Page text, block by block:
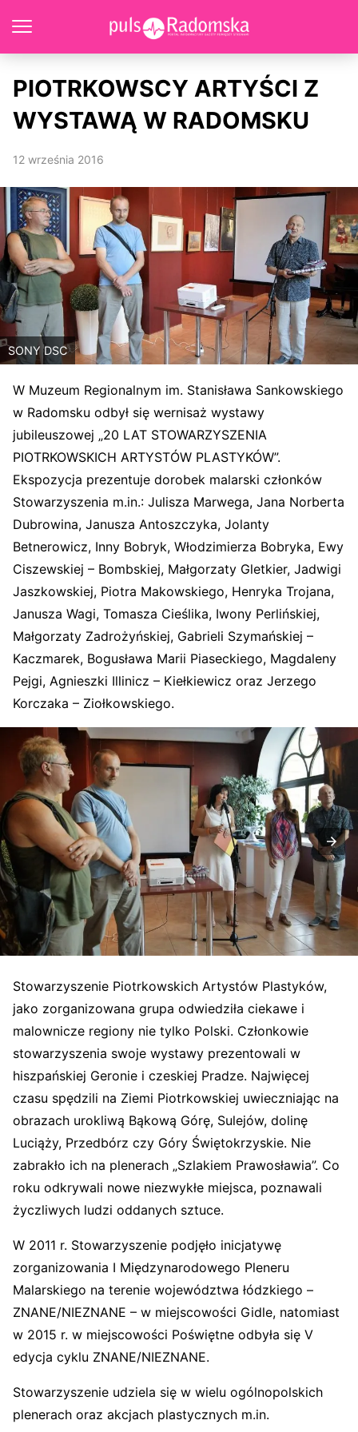
PIOTRKOWSCY ARTYŚCI Z
WYSTAWĄ W RADOMSKU
12 września 2016
SONY DSC
W Muzeum Regionalnym im. Stanisława Sankowskiego
w Radomsku odbył się wernisaż wystawy
jubileuszowej „20 LAT STOWARZYSZENIA
PIOTRKOWSKICH ARTYSTÓW PLASTYKÓW”.
Ekspozycja prezentuje dorobek malarski członków
Stowarzyszenia m.in.: Julisza Marwega, Jana Norberta
Dubrowina, Janusza Antoszczyka, Jolanty
Betnerowicz, Inny Bobryk, Włodzimierza Bobryka, Ewy
Ciszewskiej – Bombskiej, Małgorzaty Gletkier, Jadwigi
Jaszkowskiej, Piotra Makowskiego, Henryka Trojana,
Janusza Wagi, Tomasza Cieślika, Iwony Perlińskiej,
Małgorzaty Zadrożyńskiej, Gabrieli Szymańskiej –
Kaczmarek, Bogusława Marii Piaseckiego, Magdaleny
Pejgi, Agnieszki Illinicz – Kiełkiewicz oraz Jerzego
Korczaka – Ziołkowskiego.
Stowarzyszenie Piotrkowskich Artystów Plastyków,
jako zorganizowana grupa odwiedziła ciekawe i
malownicze regiony nie tylko Polski. Członkowie
stowarzyszenia swoje wystawy prezentowali w
hiszpańskiej Geronie i czeskiej Pradze. Najwięcej
czasu spędzili na Ziemi Piotrkowskiej uwieczniając na
obrazach urokliwą Bąkową Górę, Sulejów, dolinę
Luciąży, Przedbórz czy Góry Świętokrzyskie. Nie
zabrakło ich na plenerach „Szlakiem Prawosławia”. Co
roku odkrywali nowe niezwykłe miejsca, poznawali
życzliwych ludzi oddanych sztuce.
W 2011 r. Stowarzyszenie podjęło inicjatywę
zorganizowania I Międzynarodowego Pleneru
Malarskiego na terenie województwa łódzkiego –
ZNANE/NIEZNANE – w miejscowości Gidle, natomiast
w 2015 r. w miejscowości Poświętne odbyła się V
edycja cyklu ZNANE/NIEZNANE.
Stowarzyszenie udziela się w wielu ogólnopolskich
plenerach oraz akcjach plastycznych m.in.